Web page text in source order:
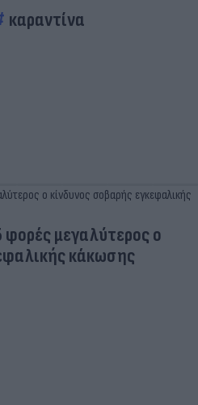
καραντίνα
φορές μεγαλύτερος ο
κάκωσης